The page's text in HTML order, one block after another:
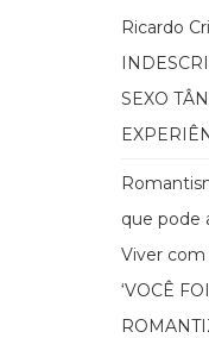
Ricardo
SEXO
que pode
Viver
‘VOCÊ